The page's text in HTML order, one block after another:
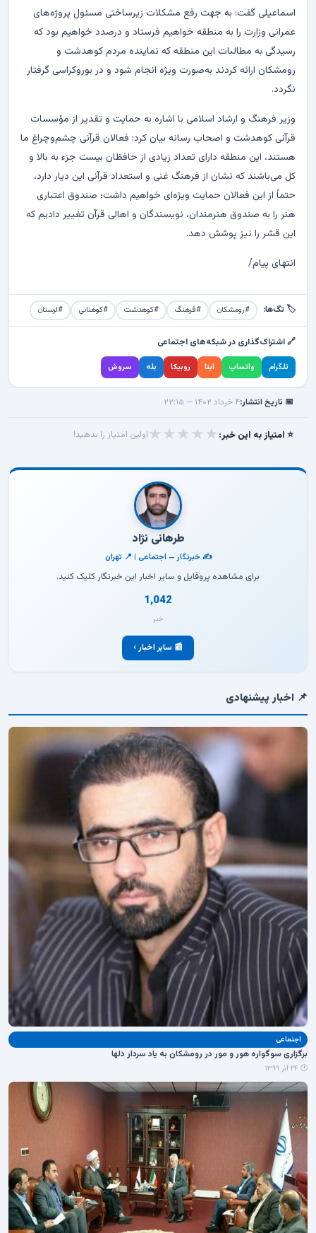
اسماعیلی گفت: به جهت رفع مشکلات زیرساختی مسئول پروژه‌های
عمرانی وزارت را به منطقه خواهیم فرستاد و درصدد خواهیم بود که
رسیدگی به مطالبات این منطقه که نماینده مردم کوهدشت و
رومشکان ارائه کردند به‌صورت ویژه انجام شود و در بوروکراسی گرفتار
نگردد.
وزیر فرهنگ و ارشاد اسلامی با اشاره به حمایت و تقدیر از مؤسسات
قرآنی کوهدشت و اصحاب رسانه بیان کرد: فعالان قرآنی چشم‌وچراغ ما
هستند، این منطقه دارای تعداد زیادی از حافظان بیست جزء به بالا و
کل می‌باشند که نشان از فرهنگ غنی و استعداد قرآنی این دیار دارد،
حتماً از این فعالان حمایت ویژه‌ای خواهیم داشت؛ صندوق اعتباری
هنر را به صندوق هنرمندان، نویسندگان و اهالی قرآن تغییر دادیم که
این قشر را نیز پوشش دهد.
انتهای پیام/
🏷️ تگ‌ها: #رومشکان #فرهنگ #کوهدشت #کوهنانی #لرستان
🔗 اشتراک‌گذاری در شبکه‌های اجتماعی
تلگرام واتساپ ایتا روبیکا بله سروش
📅 تاریخ انتشار:۴ خرداد ۱۴۰۲ — ۲۲:۱۵
⭐ امتیاز به این خبر: ★★★★★ اولین امتیاز را بدهید!
طرهانی نژاد
✍️ خبرنگار — اجتماعی | 📍 تهران
برای مشاهده پروفایل و سایر اخبار این خبرنگار کلیک کنید.
1,042
خبر
📰 سایر اخبار ›
📌 اخبار پیشنهادی
اجنماعی
برگزاری سوگواره هور و مور در رومشکان به یاد سردار دلها
🕐 ۲۴ آذر ۱۳۹۹